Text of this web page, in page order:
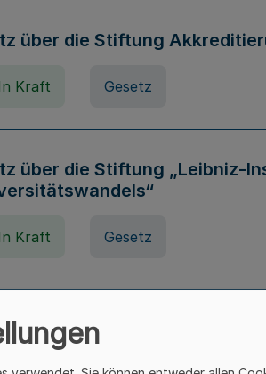
über die Stiftung
Kraft Gesetz
über die Stiftung „Leibniz-
Kraft Gesetz
über die
- KunstHG)